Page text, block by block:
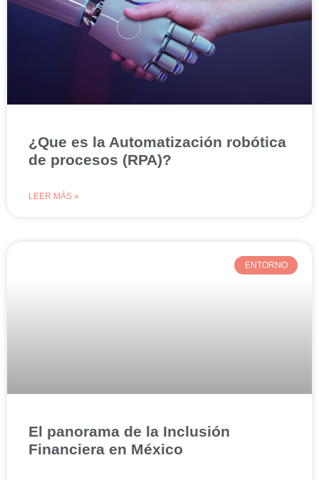
¿Que es la Automatización robótica
de procesos (RPA)?
LEER MÁS »
ENTORNO
El panorama de la Inclusión
Financiera en México